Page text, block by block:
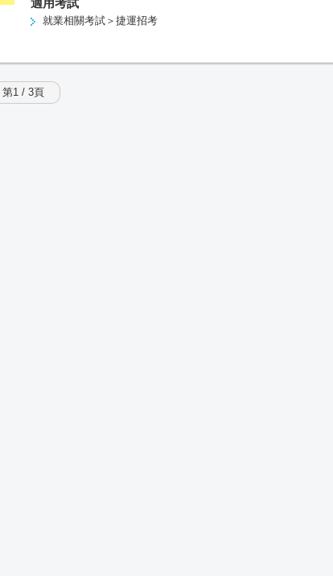
適用考試
就業相關考試＞捷運招考
1 / 3頁